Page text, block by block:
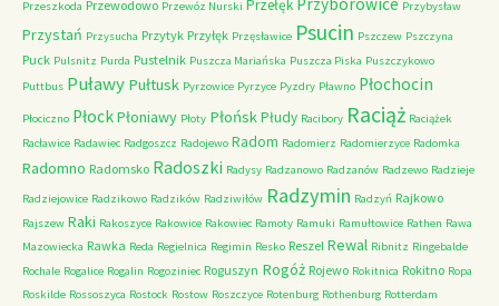
Przeszkoda Przewodowo Przewóz Nurski Przełęk Przybysław
Przystań Przysucha Przytyk Przyłęk Przęsławice Psucin Pszczew Pszczyna
Puck Pulsnitz Purda Pustelnik Puszcza Mariańska Puszcza Piska Puszczykowo
Puttbus Puławy Pułtusk Pyrzowice Pyrzyce Pyzdry Pławno Płochocin
Płociczno PłockPłoniawy Płoty PłońskPłudy Racibory Raciąż Raciążek
Racławice Radawiec Radgoszcz Radojewo Radom Radomierz Radomierzyce Radomka
Radomno Radomsko Radoszki Radysy Radzanowo Radzanów Radzewo Radzieje
Radziejowice Radzikowo Radzików Radziwiłów Radzymin Radzyń Rajkowo
Rajszew Raki Rakoszyce Rakowice Rakowiec Ramoty Ramuki Ramułtowice Rathen Rawa
Mazowiecka Rawka Reda Regielnica Regimin Resko Reszel Rewal Ribnitz Ringebalde
Rochale Rogalice Rogalin Rogoziniec Roguszyn Rogóż Rojewo Rokitnica Rokitno Ropa
Roskilde Rossoszyca Rostock Rostow Roszczyce Rotenburg Rothenburg Rotterdam